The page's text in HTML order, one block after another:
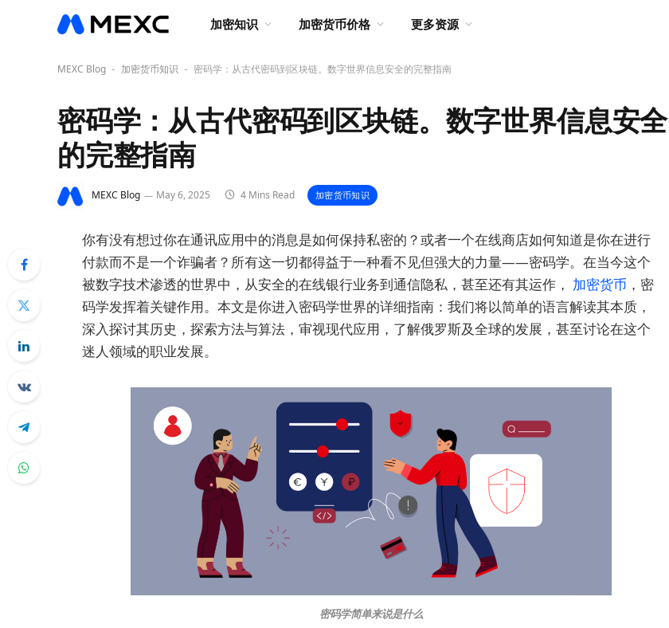
加密知识 加密货币价格 更多资源
MEXC Blog - 加密货币知识 - 密码学：从古代密码到区块链。数字世界信息安全的完整指南
密码学：从古代密码到区块链。数字世界信息安全
的完整指南
MEXC Blog May 6, 2025 4 Mins Read 加密货币知识
你有没有想过你在通讯应用中的消息是如何保持私密的？或者一个在线商店如何知道是你在进行
付款而不是一个诈骗者？所有这一切都得益于一种看不见但强大的力量——密码学。在当今这个
被数字技术渗透的世界中，从安全的在线银行业务到通信隐私，甚至还有其运作， 加密货币 ，密
码学发挥着关键作用。本文是你进入密码学世界的详细指南：我们将以简单的语言解读其本质，
深入探讨其历史，探索方法与算法，审视现代应用，了解俄罗斯及全球的发展，甚至讨论在这个
迷人领域的职业发展。
密码学简单来说是什么